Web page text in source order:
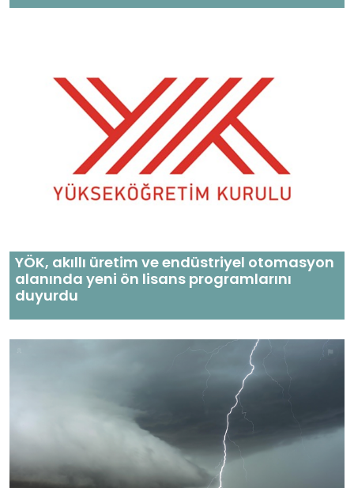
YÖK, akıllı üretim ve endüstriyel otomasyon
alanında yeni ön lisans programlarını
duyurdu